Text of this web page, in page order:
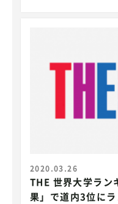
位）から251～300位に
「日本のランキング対
は6校だけ」とコメントしていま
大学としての教員の確
生の活躍を実績として
に貢献できる理工系学
2020.03.26
THE 世界大学ラ
果」で道内3位にラ